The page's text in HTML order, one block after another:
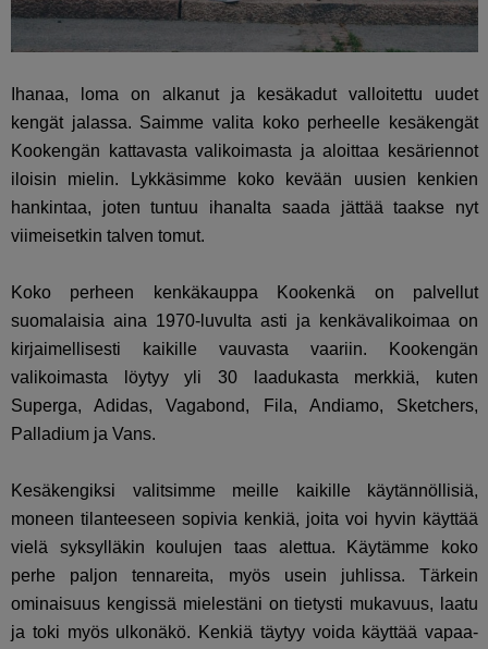
Ihanaa, loma on alkanut ja kesäkadut valloitettu uudet
kengät jalassa. Saimme valita koko perheelle kesäkengät
Kookengän kattavasta valikoimasta ja aloittaa kesäriennot
iloisin mielin. Lykkäsimme koko kevään uusien kenkien
hankintaa, joten tuntuu ihanalta saada jättää taakse nyt
viimeisetkin talven tomut.
Koko perheen kenkäkauppa Kookenkä on palvellut
suomalaisia aina 1970-luvulta asti ja kenkävalikoimaa on
kirjaimellisesti kaikille vauvasta vaariin. Kookengän
valikoimasta löytyy yli 30 laadukasta merkkiä, kuten
Superga, Adidas, Vagabond, Fila, Andiamo, Sketchers,
Palladium ja Vans.
Kesäkengiksi valitsimme meille kaikille käytännöllisiä,
moneen tilanteeseen sopivia kenkiä, joita voi hyvin käyttää
vielä syksylläkin koulujen taas alettua. Käytämme koko
perhe paljon tennareita, myös usein juhlissa. Tärkein
ominaisuus kengissä mielestäni on tietysti mukavuus, laatu
ja toki myös ulkonäkö. Kenkiä täytyy voida käyttää vapaa-